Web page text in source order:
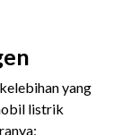
yang
listrik